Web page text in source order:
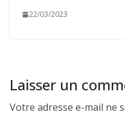
22/03/2023
Laisser un
Votre adresse e-mail ne